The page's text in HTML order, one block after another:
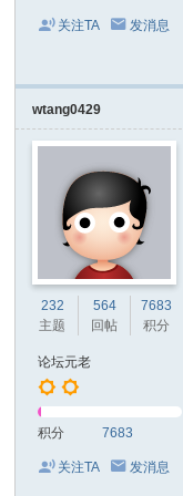
关注TA 发消息
wtang0429
232
主题
564
回帖
7683
积分
论坛元老
积分 7683
关注TA 发消息